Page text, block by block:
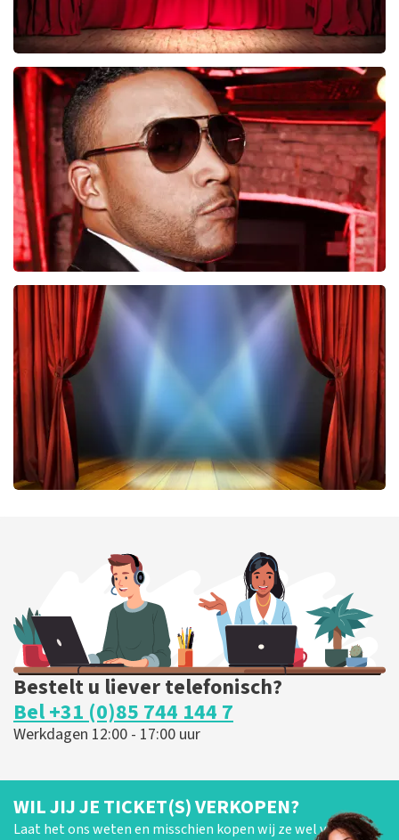
Job Knoester
247laatste 30 minuten
BESTEL NU
Don Omar
224 laatste 30 minuten
BESTEL NU
BESTEL NU
Bestelt u liever telefonisch?
Bel +31 (0)85 744 144 7
Werkdagen 12:00 - 17:00 uur
WIL JIJ JE TICKET(S) VERKOPEN?
Laat het ons weten en misschien kopen wij ze wel van je!